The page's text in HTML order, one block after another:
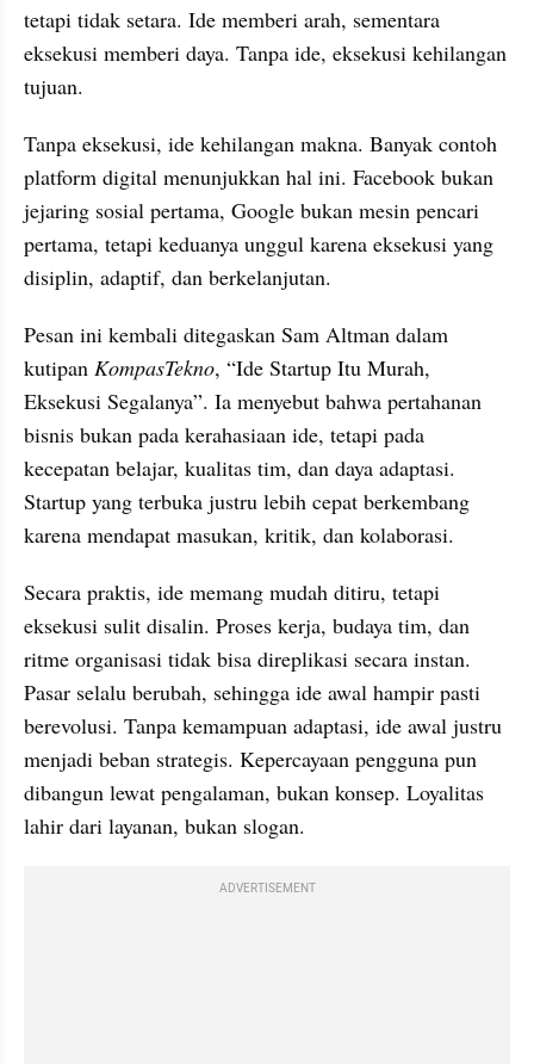
tetapi tidak setara. Ide memberi arah, sementara
eksekusi memberi daya. Tanpa ide, eksekusi kehilangan
tujuan.
Tanpa eksekusi, ide kehilangan makna. Banyak contoh
platform digital menunjukkan hal ini. Facebook bukan
jejaring sosial pertama, Google bukan mesin pencari
pertama, tetapi keduanya unggul karena eksekusi yang
disiplin, adaptif, dan berkelanjutan.
Pesan ini kembali ditegaskan Sam Altman dalam
kutipan KompasTekno, “Ide Startup Itu Murah,
Eksekusi Segalanya”. Ia menyebut bahwa pertahanan
bisnis bukan pada kerahasiaan ide, tetapi pada
kecepatan belajar, kualitas tim, dan daya adaptasi.
Startup yang terbuka justru lebih cepat berkembang
karena mendapat masukan, kritik, dan kolaborasi.
Secara praktis, ide memang mudah ditiru, tetapi
eksekusi sulit disalin. Proses kerja, budaya tim, dan
ritme organisasi tidak bisa direplikasi secara instan.
Pasar selalu berubah, sehingga ide awal hampir pasti
berevolusi. Tanpa kemampuan adaptasi, ide awal justru
menjadi beban strategis. Kepercayaan pengguna pun
dibangun lewat pengalaman, bukan konsep. Loyalitas
lahir dari layanan, bukan slogan.
ADVERTISEMENT